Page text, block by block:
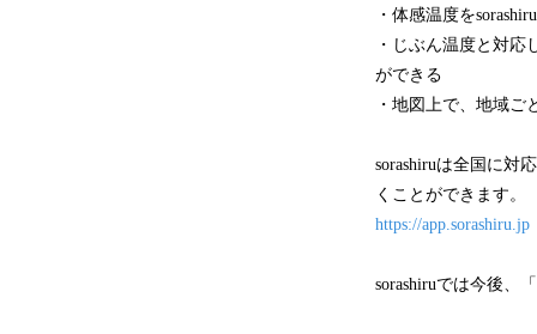
・体感温度を
・じぶん温度と対
ができる
・地図上で、地域
sorashiruは全国に対
くことができます。
https://app.sorashiru.jp
sorashiruでは今後、